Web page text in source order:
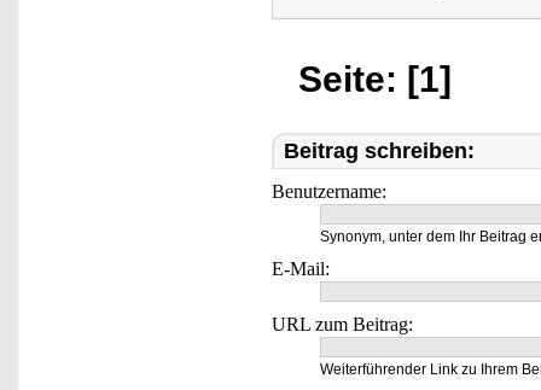
Seite: [1]
Beitrag schreiben:
Benutzername:
Synonym, unter dem Ihr Beitrag
E-Mail:
URL zum Beitrag:
Weiterführender Link zu Ihrem